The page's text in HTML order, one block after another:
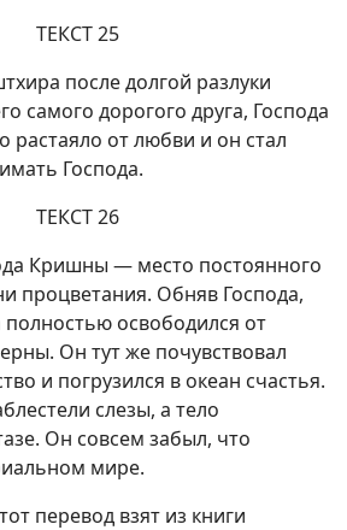
ТЕКСТ 25
после долгой разлуки
самого дорогого друга, Господа
растаяло от любви и он стал
Господа.
ТЕКСТ 26
Кришны — место постоянного
процветания. Обняв Господа,
освободился от
Он тут же почувствовал
и погрузился в океан счастья.
слезы, а тело
Он совсем забыл, что
мире.
перевод взят из книги